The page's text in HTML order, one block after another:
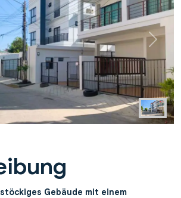
Next
Gebäude mit einem